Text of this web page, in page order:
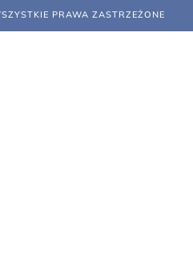
PRAWA ZASTRZEŻONE